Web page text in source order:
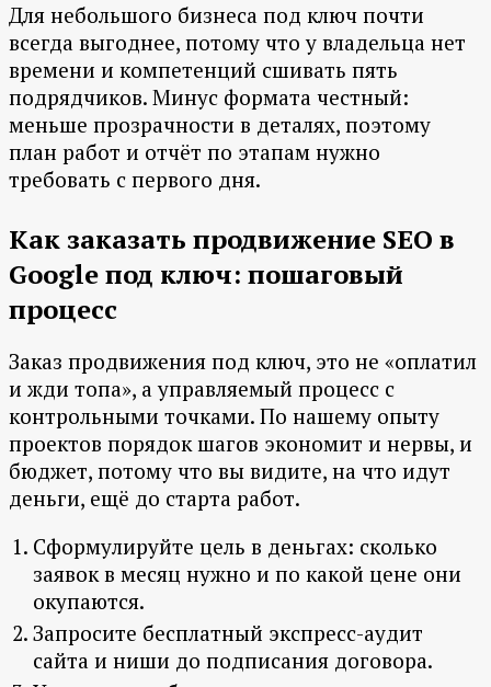
Для небольшого бизнеса под ключ почти
всегда выгоднее, потому что у владельца нет
времени и компетенций сшивать пять
подрядчиков. Минус формата честный:
меньше прозрачности в деталях, поэтому
план работ и отчёт по этапам нужно
требовать с первого дня.
Как заказать продвижение SEO в
Google под ключ: пошаговый
процесс
Заказ продвижения под ключ, это не «оплатил
и жди топа», а управляемый процесс с
контрольными точками. По нашему опыту
проектов порядок шагов экономит и нервы, и
бюджет, потому что вы видите, на что идут
деньги, ещё до старта работ.
Сформулируйте цель в деньгах: сколько
заявок в месяц нужно и по какой цене они
окупаются.
Запросите бесплатный экспресс-аудит
сайта и ниши до подписания договора.